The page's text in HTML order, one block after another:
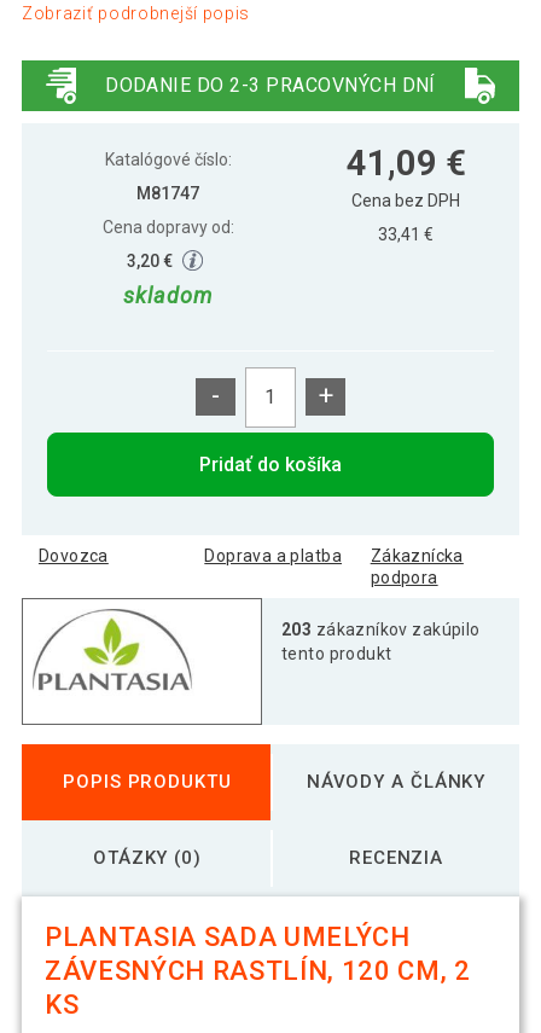
Zobraziť podrobnejší popis
DODANIE DO 2-3 PRACOVNÝCH DNÍ
Katalógové číslo:
M81747
Cena dopravy od:
3,20 €
skladom
41,09 €
Cena bez DPH
33,41 €
- +
Pridať do košíka
Dovozca Doprava a platba
Zákaznícka
podpora
203 zákazníkov zakúpilo
tento produkt
POPIS PRODUKTU NÁVODY A ČLÁNKY
OTÁZKY (0) RECENZIA
PLANTASIA SADA UMELÝCH
ZÁVESNÝCH RASTLÍN, 120 CM, 2
KS